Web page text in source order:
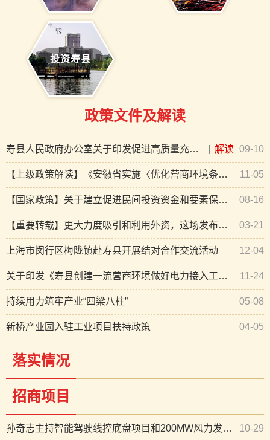
投资寿县
政策文件及解读
09-10
解读
寿县人民政府办公室关于印发促进高质量充分就业的若干措施的通知
11-05
【上级政策解读】《安徽省实施〈优化营商环境条例〉办法》政策解读
08-16
【国家政策】关于建立促进民间投资资金和要素保障工作机制的通知
03-21
【重要转载】更大力度吸引和利用外资，这场发布会信息量很大
12-04
上海市闵行区梅陇镇赴寿县开展结对合作交流活动
11-24
关于印发《寿县创建一流营商环境做好电力接入工程“零投资“实施细则》的通知
05-08
持续用力筑牢产业“四梁八柱”
04-05
新桥产业园入驻工业项目扶持政策
落实情况
招商项目
10-29
孙奇志主持智能驾驶线控底盘项目和200MW风力发电项目签约仪式